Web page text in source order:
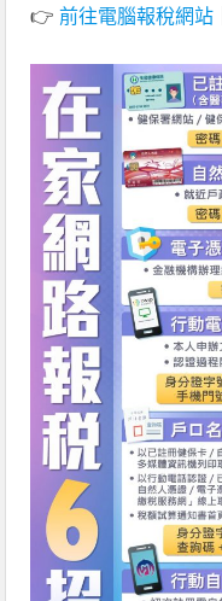
👉前往電腦報稅網站